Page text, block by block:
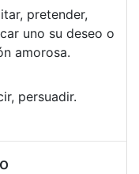
pretender,
uno su deseo o
amorosa.
persuadir.